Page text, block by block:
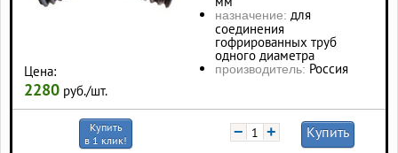
Цена:
2280 руб./шт.
назначение: для
соединения
гофрированных труб
одного диаметра
производитель: Россия
Купить
в 1 клик!
− + Купить